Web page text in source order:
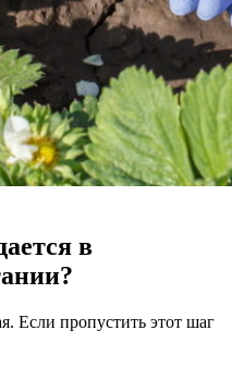
в
Если пропустить этот шаг